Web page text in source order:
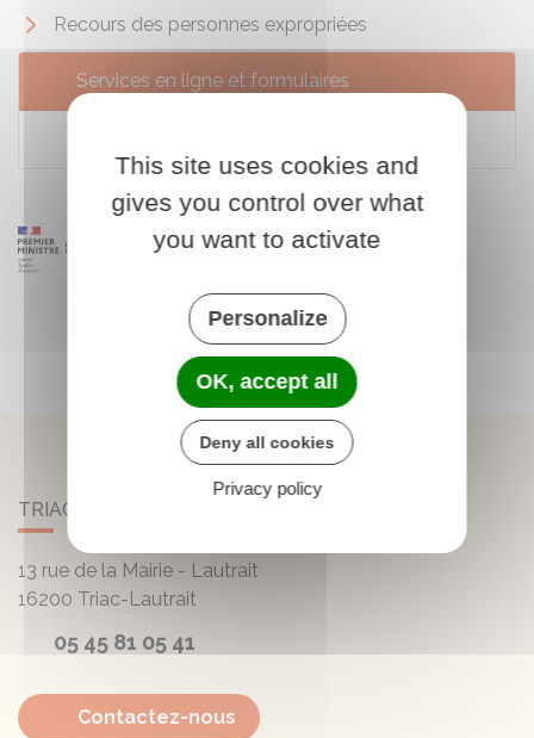
Recours des personnes expropriées
Services en ligne et formulaires
TRIAC-LAUTRAIT
13 rue de la Mairie - Lautrait
16200 Triac-Lautrait
05 45 81 05 41
Contactez-nous
This site uses cookies and
gives you control over what
you want to activate
Personalize
OK, accept all
Deny all cookies
Privacy policy